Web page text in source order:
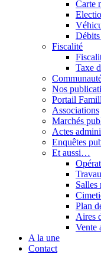
Carte
Débits
Fiscalité
Taxe
Nos
Portail
Associations
Marchés
Actes
Enquêtes
Et aussi…
Salles
Plan
Aires
Vente
A la une
Contact